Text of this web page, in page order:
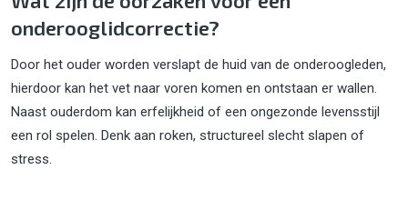
onderooglidcorrectie?
Door het ouder worden verslapt de huid van de onderoogleden,
hierdoor kan het vet naar voren komen en ontstaan er wallen.
Naast ouderdom kan erfelijkheid of een ongezonde levensstijl
een rol spelen. Denk aan roken, structureel slecht slapen of
stress.